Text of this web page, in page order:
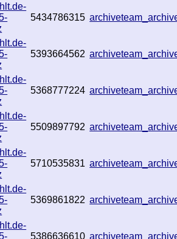
5434786315
5393664562
5368777224
5509897792
5710535831
5369861822
5386636610